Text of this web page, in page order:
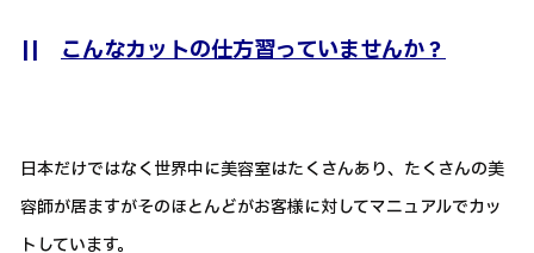
|| こんなカットの仕方習っていませんか？
日本だけではなく世界中に美容室はたくさんあり、たくさんの美
容師が居ますがそのほとんどがお客様に対してマニュアルでカッ
トしています。